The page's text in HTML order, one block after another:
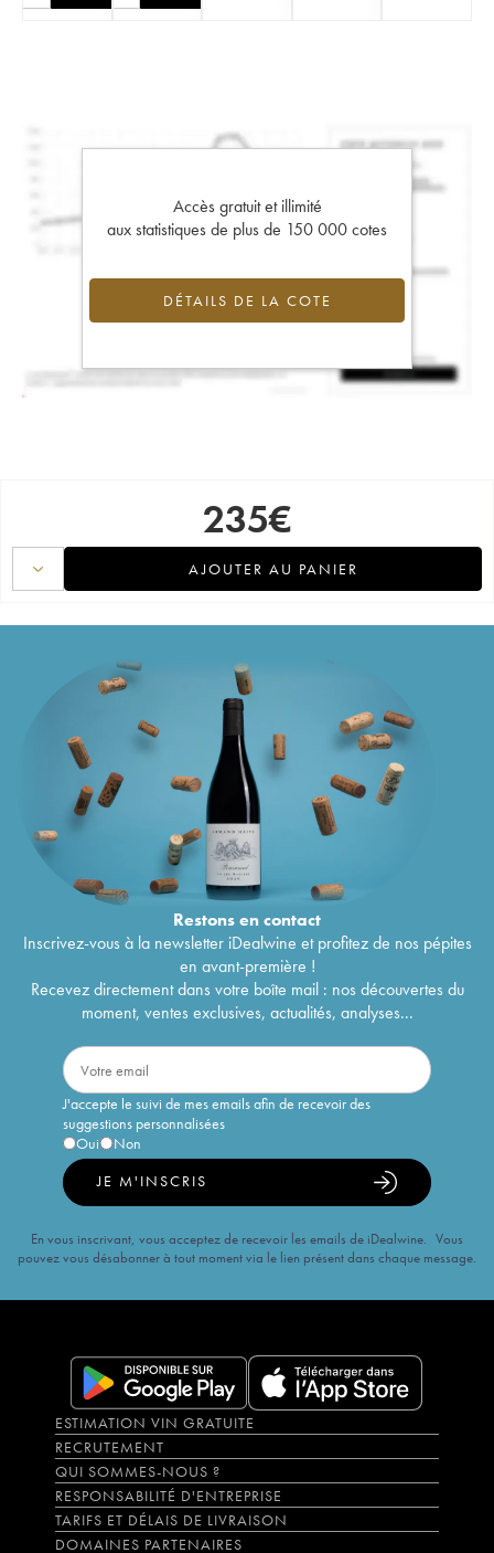
Accès gratuit et illimité
aux statistiques de plus de 150 000 cotes
DÉTAILS DE LA COTE
235€
AJOUTER AU PANIER
Restons encontact
Inscrivez-vous à la newsletter iDealwine et profitez de nos pépites
en avant-première !
Recevez directement dans votre boîte mail : nos découvertes du
moment, ventes exclusives, actualités, analyses...
J'accepte le suivi de mes emails afin de recevoir des
suggestions personnalisées
Oui
Non
JE M'INSCRIS
En vous inscrivant, vous acceptez de recevoir les emails de iDealwine. Vous
pouvez vous désabonner à tout moment via le lien présent dans chaque message.
ESTIMATION VIN GRATUITE
RECRUTEMENT
QUI SOMMES-NOUS ?
RESPONSABILITÉ D'ENTREPRISE
TARIFS ET DÉLAIS DE LIVRAISON
DOMAINES PARTENAIRES